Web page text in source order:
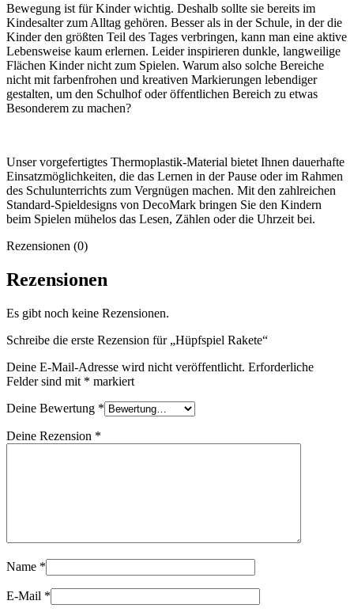
Bewegung ist für Kinder wichtig. Deshalb sollte sie bereits im
Kindesalter zum Alltag gehören. Besser als in der Schule, in der die
Kinder den größten Teil des Tages verbringen, kann man eine aktive
Lebensweise kaum erlernen. Leider inspirieren dunkle, langweilige
Flächen Kinder nicht zum Spielen. Warum also solche Bereiche
nicht mit farbenfrohen und kreativen Markierungen lebendiger
gestalten, um den Schulhof oder öffentlichen Bereich zu etwas
Besonderem zu machen?
Unser vorgefertigtes Thermoplastik-Material bietet Ihnen dauerhafte
Einsatzmöglichkeiten, die das Lernen in der Pause oder im Rahmen
des Schulunterrichts zum Vergnügen machen. Mit den zahlreichen
Standard-Spieldesigns von DecoMark bringen Sie den Kindern
beim Spielen mühelos das Lesen, Zählen oder die Uhrzeit bei.
Rezensionen (0)
Rezensionen
Es gibt noch keine Rezensionen.
Schreibe die erste Rezension für „Hüpfspiel Rakete“
Deine E-Mail-Adresse wird nicht veröffentlicht. Erforderliche
Felder sind mit * markiert
Deine Bewertung *
Deine Rezension *
Name *
E-Mail *